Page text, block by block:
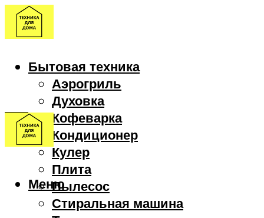
Бытовая техника
Аэрогриль
Духовка
Кофеварка
Кондиционер
Кулер
Плита
Пылесос
Стиральная машина
Меню